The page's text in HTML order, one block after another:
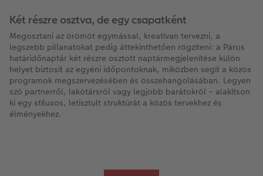
Két részre osztva, de egy csapatként
Megosztani az örömöt egymással, kreatívan tervezni, a
legszebb pillanatokat pedig áttekinthetően rögzíteni: a Páros
határidőnaptár két részre osztott naptármegjelenítése külön
helyet biztosít az egyéni időpontoknak, miközben segít a közös
programok megszervezésében és összehangolásában. Legyen
szó partnerről, lakótársról vagy legjobb barátokról – alakítson
ki egy stílusos, letisztult struktúrát a közös tervekhez és
élményekhez.